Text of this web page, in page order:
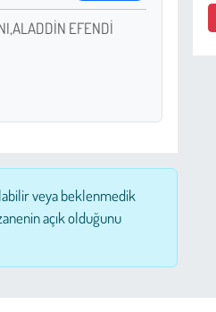
EFENDİ
veya beklenmedik
açık olduğunu